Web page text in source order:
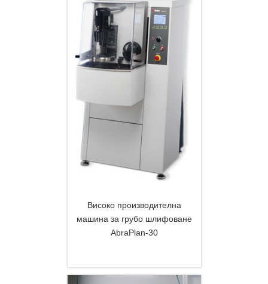
Високо производителна
машина за грубо шлифоване
AbraPlan-30